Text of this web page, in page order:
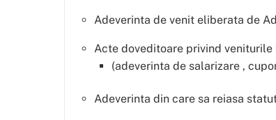
Adeverinta de venit eliberata de
Acte doveditoare privind veniturile
(adeverinta de salarizare ,
Adeverinta din care sa reiasa